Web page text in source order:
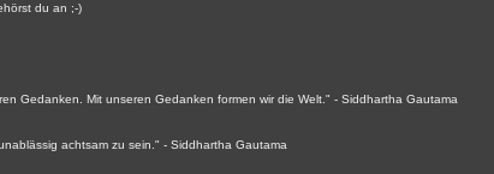
du an ;-)
Gedanken. Mit unseren Gedanken formen wir die Welt." - Siddhartha Gautama
achtsam zu sein." - Siddhartha Gautama